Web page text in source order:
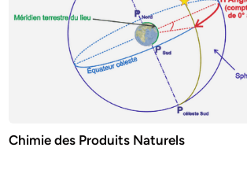
Chimie des Produits Naturels